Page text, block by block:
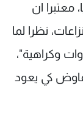
معتبرا ان
نظرا لما
وكراهية"،
كي يعود